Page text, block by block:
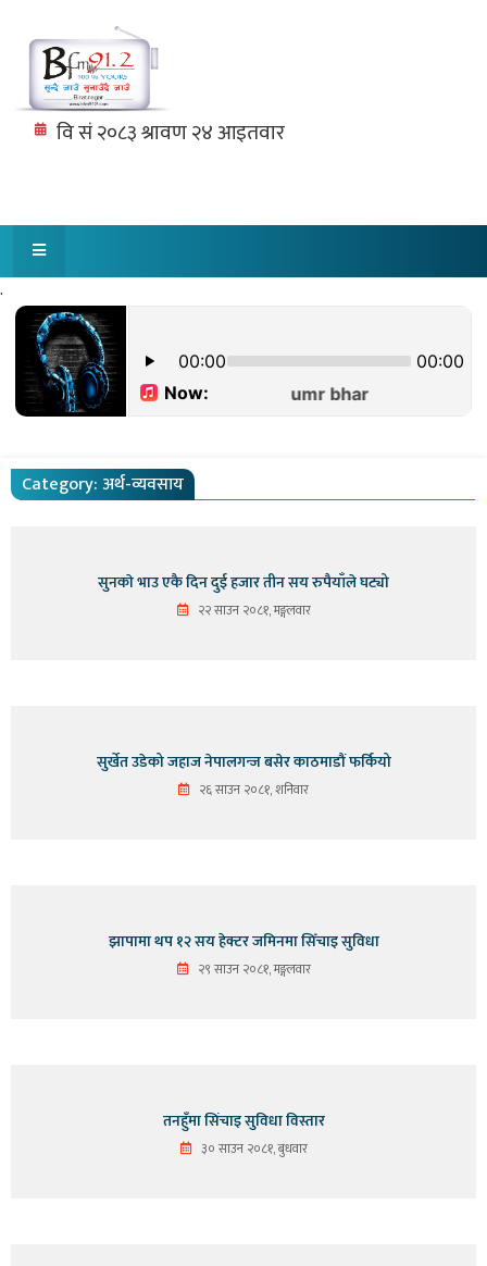
.
Category: अर्थ-व्यवसाय
सुनकाे भाउ एकै दिन दुई हजार तीन सय रुपैयाँले घट्यो
२२ साउन २०८१, मङ्गलवार
सुर्खेत उडेको जहाज नेपालगन्ज बसेर काठमाडौं फर्कियो
२६ साउन २०८१, शनिवार
झापामा थप १२ सय हेक्टर जमिनमा सिँचाइ सुविधा
२९ साउन २०८१, मङ्गलवार
तनहुँमा सिंचाइ सुविधा विस्तार
३० साउन २०८१, बुधवार